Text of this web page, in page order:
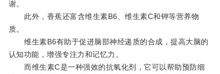
谢。
此外，香蕉还富含维生素B6、维生素C和钾等营养物
质。
维生素B6有助于促进脑部神经递质的合成，提高大脑的
认知功能，增强专注力和记忆力。
而维生素C是一种强效的抗氧化剂，它可以帮助预防细